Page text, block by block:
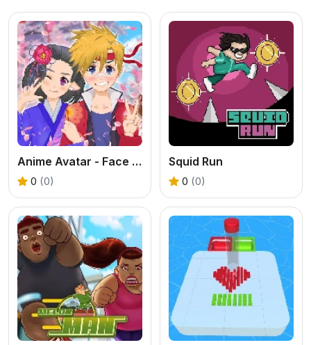
Anime Avatar - Face Maker
0 (0)
Squid Run
0 (0)